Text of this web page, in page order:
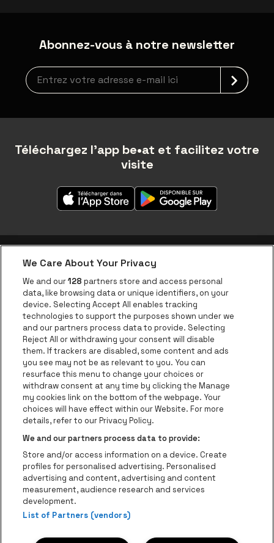
Abonnez-vous à notre newsletter
Inscription à la newsletter
Téléchargez l'app be•at et facilitez votre
visite
Application be•at
be•at Corporate
be•at Business
Groupes
Helpcenter
Contact
Instagram
Facebook
Threads
TiktokYoutube
Be•at Tickets fait partie de be•at
be•at Tickets
Schijnpoortweg 119, 2170 Anvers
Be-At Venues
Schijnpoortweg 119, 2170 Anvers
BTW (BE) 0461.051.688 - RPR Antwerpen
BNP Paribas Fortis - IBAN: BE93 2200 4925 0067 - BIC:
GEBABEBB
We Care About Your Privacy
We and our128 partners store and access personal
data, like browsing data or unique identifiers, on your
device. Selecting Accept All enables tracking
technologies to support the purposes shown under we
and our partners process data to provide. Selecting
Reject All or withdrawing your consent will disable
them. If trackers are disabled, some content and ads
you see may not be as relevant to you. You can
resurface this menu to change your choices or
withdraw consent at any time by clicking the Manage
my cookies link on the bottom of the webpage. Your
choices will have effect within our Website. For more
details, refer to our Privacy Policy.
We and our partners process data to provide:
Store and/or access information on a device. Create
profiles for personalised advertising. Personalised
advertising and content, advertising and content
measurement, audience research and services
development.
List of Partners (vendors)